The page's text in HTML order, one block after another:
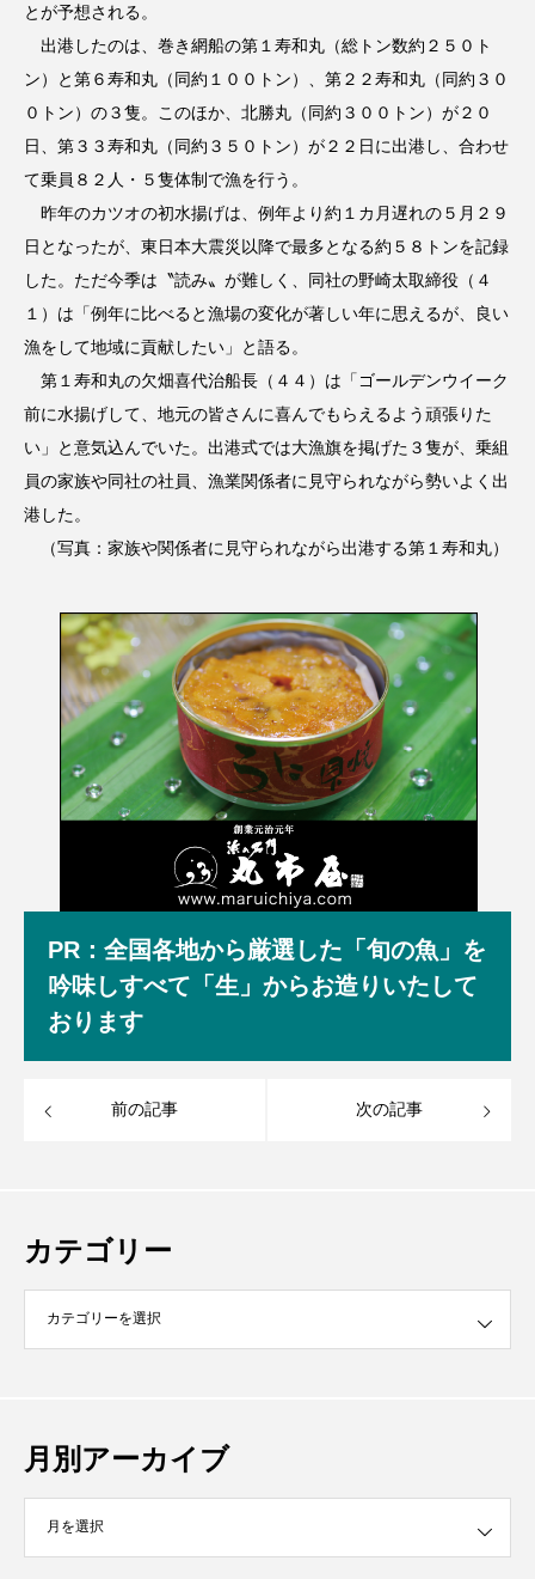
とが予想される。
出港したのは、巻き網船の第１寿和丸（総トン数約２５０ト
ン）と第６寿和丸（同約１００トン）、第２２寿和丸（同約３０
０トン）の３隻。このほか、北勝丸（同約３００トン）が２０
日、第３３寿和丸（同約３５０トン）が２２日に出港し、合わせ
て乗員８２人・５隻体制で漁を行う。
昨年のカツオの初水揚げは、例年より約１カ月遅れの５月２９
日となったが、東日本大震災以降で最多となる約５８トンを記録
した。ただ今季は〝読み〟が難しく、同社の野崎太取締役（４
１）は「例年に比べると漁場の変化が著しい年に思えるが、良い
漁をして地域に貢献したい」と語る。
第１寿和丸の欠畑喜代治船長（４４）は「ゴールデンウイーク
前に水揚げして、地元の皆さんに喜んでもらえるよう頑張りた
い」と意気込んでいた。出港式では大漁旗を掲げた３隻が、乗組
員の家族や同社の社員、漁業関係者に見守られながら勢いよく出
港した。
（写真：家族や関係者に見守られながら出港する第１寿和丸）
PR：全国各地から厳選した「旬の魚」を
吟味しすべて「生」からお造りいたして
おります
前の記事 次の記事
カテゴリー
月別アーカイブ